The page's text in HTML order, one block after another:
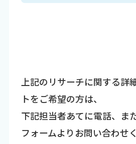
上記のリサーチに関する詳
トをご希望の方は、
下記担当者あてに電話、ま
フォームよりお問い合わせ